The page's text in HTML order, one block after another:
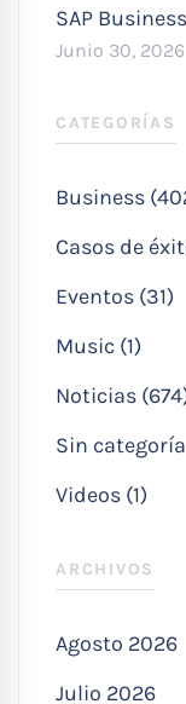
SAP
Junio 30, 2026
CATEGORÍAS
Business
Casos de
Eventos (31)
Music (1)
Noticias
Sin
Videos (1)
ARCHIVOS
Agosto 2026
Julio 2026